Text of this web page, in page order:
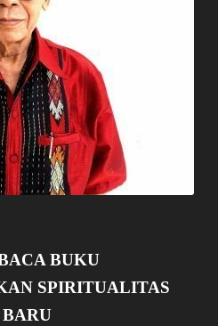
BUKU
SPIRITUALITAS
BARU